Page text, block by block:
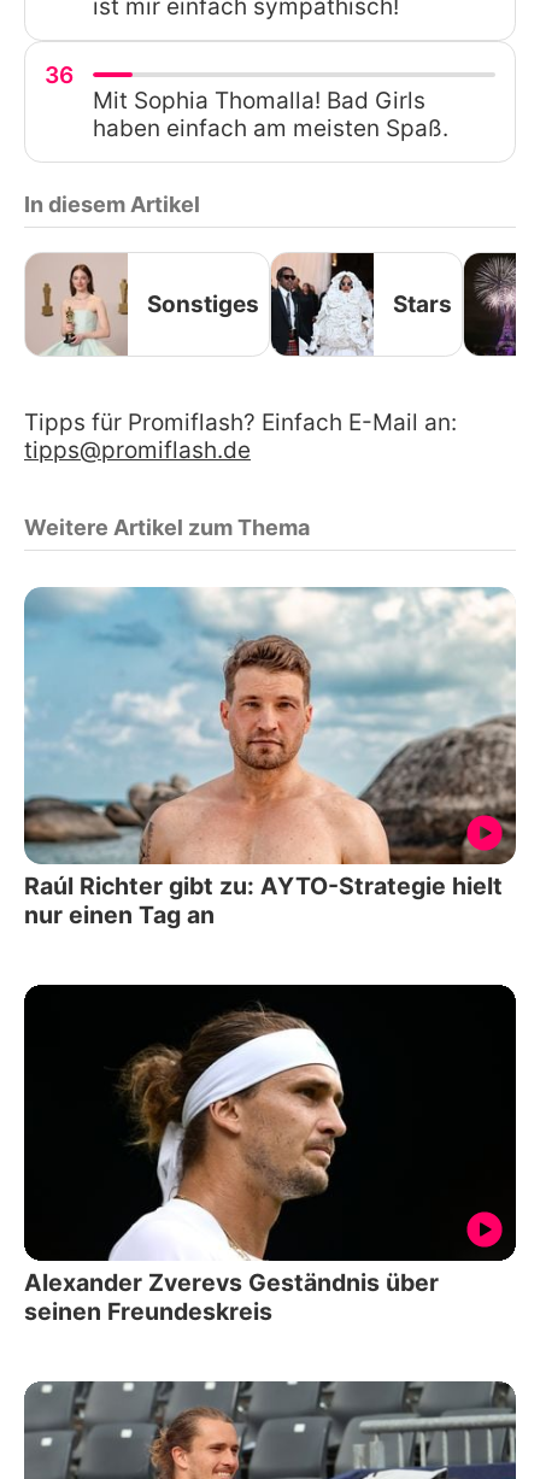
ist mir einfach sympathisch!
36
Mit Sophia Thomalla! Bad Girls
haben einfach am meisten Spaß.
In diesem Artikel
Sonstiges Stars
Tipps für Promiflash? Einfach E-Mail an:
tipps@promiflash.de
Weitere Artikel zum Thema
Raúl Richter gibt zu: AYTO-Strategie hielt
nur einen Tag an
Alexander Zverevs Geständnis über
seinen Freundeskreis